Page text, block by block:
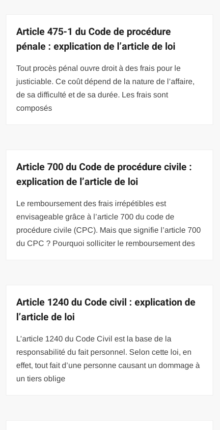
Article 475-1 du Code de procédure
pénale : explication de l’article de loi
Tout procès pénal ouvre droit à des frais pour le
justiciable. Ce coût dépend de la nature de l’affaire,
de sa difficulté et de sa durée. Les frais sont
composés
Article 700 du Code de procédure civile :
explication de l’article de loi
Le remboursement des frais irrépétibles est
envisageable grâce à l’article 700 du code de
procédure civile (CPC). Mais que signifie l’article 700
du CPC ? Pourquoi solliciter le remboursement des
Article 1240 du Code civil : explication de
l’article de loi
L’article 1240 du Code Civil est la base de la
responsabilité du fait personnel. Selon cette loi, en
effet, tout fait d’une personne causant un dommage à
un tiers oblige